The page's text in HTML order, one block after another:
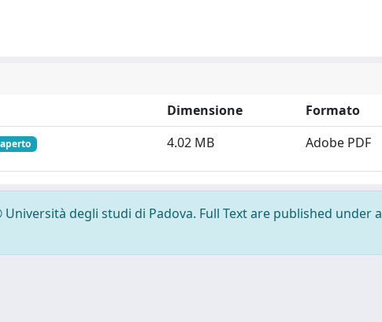
Dimensione
Formato
4.02 MB Adobe PDF
degli studi di Padova. Full Text are published under a